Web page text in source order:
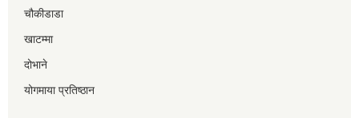
चौकीडाडा
खाटम्मा
दोभाने
योगमाया प्रतिष्ठान